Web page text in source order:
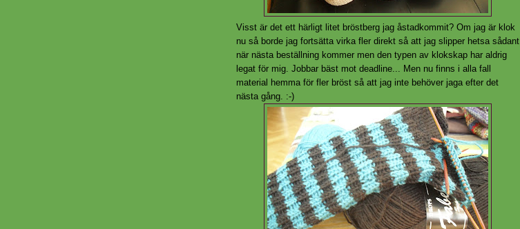
Visst är det ett härligt litet bröstberg jag åstadkommit? Om jag är klok
nu så borde jag fortsätta virka fler direkt så att jag slipper hetsa sådant
när nästa beställning kommer men den typen av klokskap har aldrig
legat för mig. Jobbar bäst mot deadline... Men nu finns i alla fall
material hemma för fler bröst så att jag inte behöver jaga efter det
nästa gång. :-)